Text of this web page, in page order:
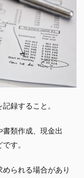
録すること。
類作成、現金出
す。
られる場合があり